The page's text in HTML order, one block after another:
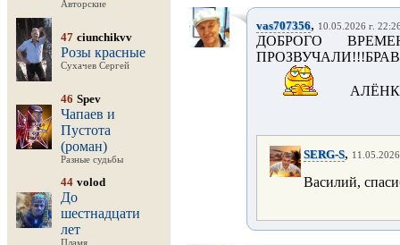
Авторские
47 ciunchikvv
Розы красные
Сухачев Сергей
46 Spev
Чапаев и
Пустота
(роман)
Разные судьбы
44 volod
До
шестнадцати
лет
Пламя
vas707356, 10.05.2026 г.
ДОБРОГО
SERG-S,
Василий,